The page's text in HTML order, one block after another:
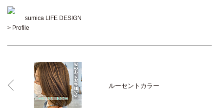
sumica LIFE DESIGN
> Profile
ルーセントカラー